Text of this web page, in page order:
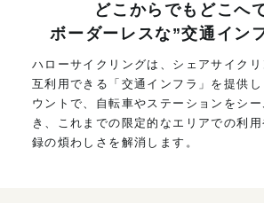
どこからでもどこへ
ボーダーレスな”交通イン
ハローサイクリングは、シェアサイク
互利用できる「交通インフラ」を提供
ウントで、自転車やステーションをシ
き、これまでの限定的なエリアでの利
録の煩わしさを解消します。